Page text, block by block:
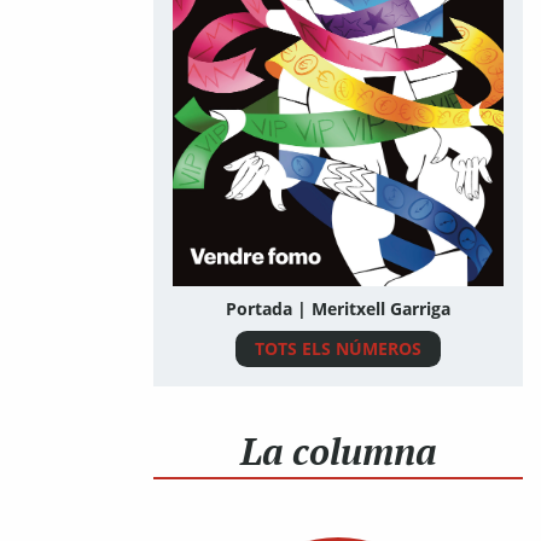
Portada | Meritxell Garriga
TOTS ELS NÚMEROS
La columna